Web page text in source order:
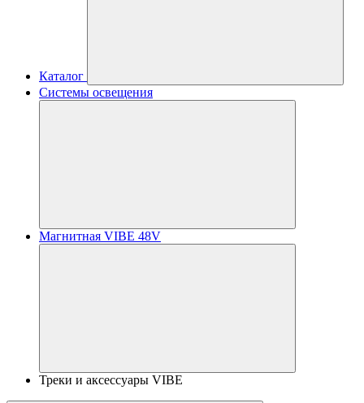
Каталог
Системы освещения
Магнитная VIBE 48V
Треки и аксессуары VIBE